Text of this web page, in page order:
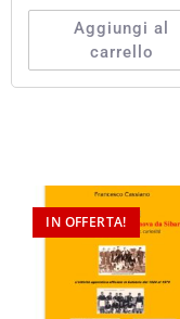
Aggiungi al
carrello
IN OFFERTA!